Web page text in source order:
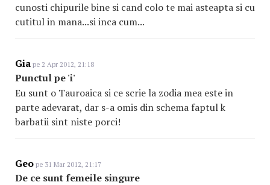
cunosti chipurile bine si cand colo te mai asteapta si cu
cutitul in mana...si inca cum...
Gia pe 2 Apr 2012, 21:18
Punctul pe 'i'
Eu sunt o Tauroaica si ce scrie la zodia mea este in
parte adevarat, dar s-a omis din schema faptul k
barbatii sint niste porci!
Geo pe 31 Mar 2012, 21:17
De ce sunt femeile singure